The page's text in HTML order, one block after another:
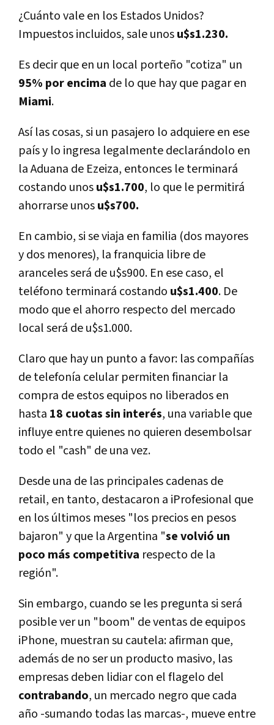
¿Cuánto vale en los Estados Unidos?
Impuestos incluidos, sale unosu$s1.230.
Es decir que en un local porteño "cotiza" un
95% por encima de lo que hay que pagar en
Miami.
Así­ las cosas, si un pasajero lo adquiere en ese
paí­s y lo ingresa legalmente declarándolo en
la Aduana de Ezeiza, entonces le terminará
costando unosu$s1.700, lo que le permitirá
ahorrarse unosu$s700.
En cambio, si se viaja en familia (dos mayores
y dos menores), la franquicia libre de
aranceles será de u$s900. En ese caso, el
teléfono terminará costando u$s1.400. De
modo que el ahorro respecto del mercado
local será de u$s1.000.
Claro que hay un punto a favor: las compañí­as
de telefoní­a celular permiten financiar la
compra de estos equipos no liberados en
hasta 18 cuotas sin interés, una variable que
influye entre quienes no quieren desembolsar
todo el "cash" de una vez.
Desde una de las principales cadenas de
retail, en tanto, destacaron a iProfesional que
en los últimos meses "los precios en pesos
bajaron" y que la Argentina "se volvió un
poco más competitiva respecto de la
región".
Sin embargo, cuando se les pregunta si será
posible ver un "boom" de ventas de equipos
iPhone, muestran su cautela: afirman que,
además de no ser un producto masivo, las
empresas deben lidiar con el flagelo del
contrabando, un mercado negro que cada
año -sumando todas las marcas-, mueve entre